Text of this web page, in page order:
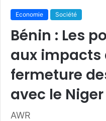
Economie Société
Bénin : Les
aux impacts
fermeture
avec le Niger
AWR